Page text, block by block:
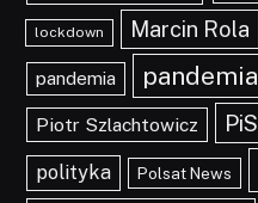
lockdown Marcin Rola
pandemia
Piotr Szlachtowicz PiS
polityka Polsat News